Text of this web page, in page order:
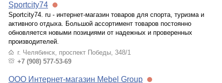
Sportcity74
Sportcity74. ru - интернет-магазин товаров для спорта, туризма и
активного отдыха. Большой ассортимент товаров постоянно
обновляется новыми позициями от надежных и проверенных
производителей.
г. Челябинск, проспект Победы, 348/1
+7 (908) 577-53-69
ООО Интернет-магазин Mebel Group